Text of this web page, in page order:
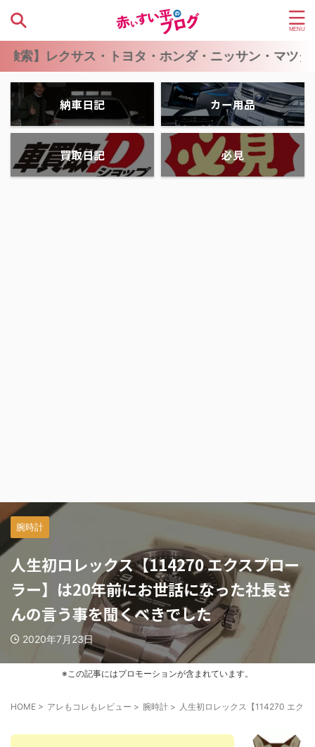
ス・トヨタ・ホンダ・ニッサン・マツダ・スバル
納車日記 カー用品
買取日記 必見
腕時計
人生初ロレックス【114270 エクスプロー
ラー】は20年前にお世話になった社長さ
んの言う事を聞くべきでした
2020年7月23日
※この記事にはプロモーションが含まれています。
HOME > アレもコレもレビュー > 腕時計 > 人生初ロレックス【114270 エク